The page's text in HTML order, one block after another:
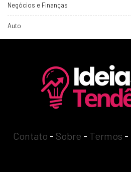
Negócios e Finanças
Auto
Contato - Sobre - Termos -